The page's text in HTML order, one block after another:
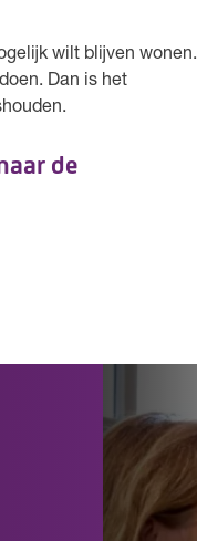
wilt blijven wonen.
Dan is het
de